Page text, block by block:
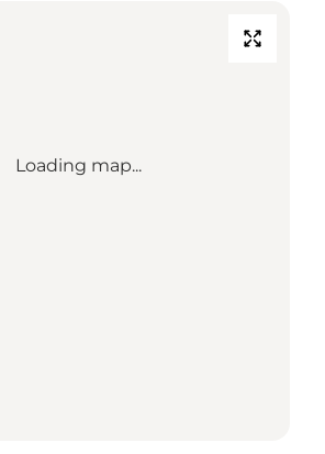
Loading map...